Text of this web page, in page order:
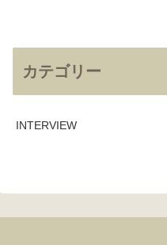
カテゴリー
INTERVIEW